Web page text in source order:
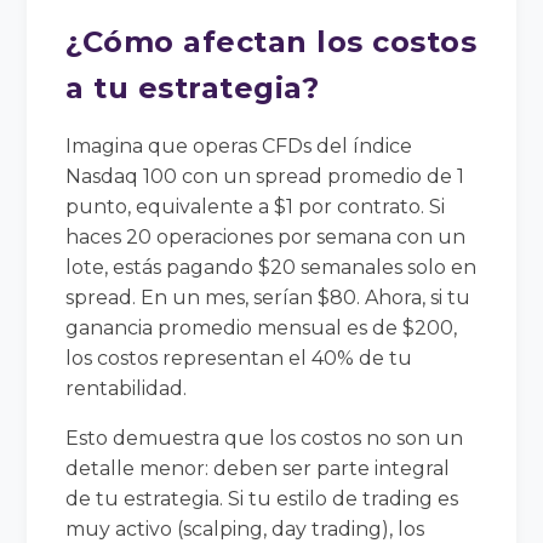
¿Cómo afectan los costos
a tu estrategia?
Imagina que operas CFDs del índice
Nasdaq 100 con un spread promedio de 1
punto, equivalente a $1 por contrato. Si
haces 20 operaciones por semana con un
lote, estás pagando $20 semanales solo en
spread. En un mes, serían $80. Ahora, si tu
ganancia promedio mensual es de $200,
los costos representan el 40% de tu
rentabilidad.
Esto demuestra que los costos no son un
detalle menor: deben ser parte integral
de tu estrategia. Si tu estilo de trading es
muy activo (scalping, day trading), los